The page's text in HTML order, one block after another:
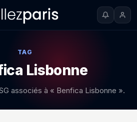
TAG
Lisbonne
associés à « Benfica Lisbonne ».